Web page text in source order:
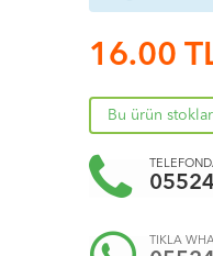
16.00
Bu ürün
TIKLA